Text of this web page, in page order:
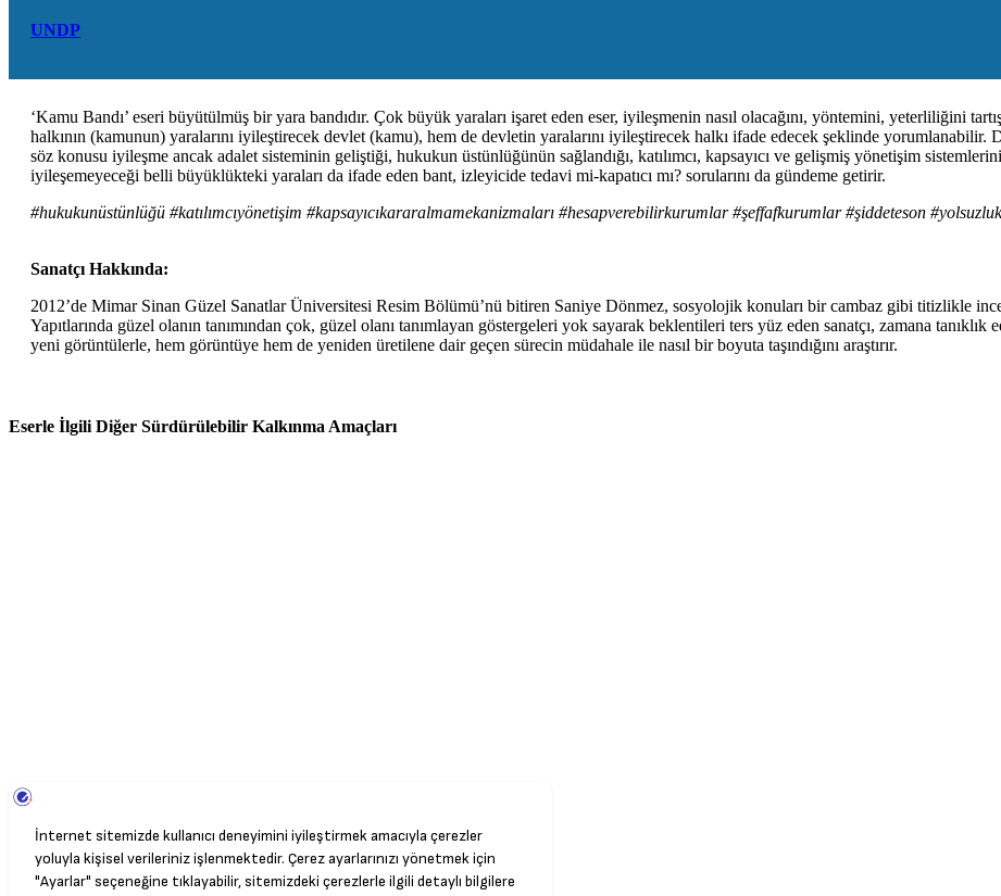
UNDP
‘Kamu Bandı’ eseri büyütülmüş bir yara bandıdır. Çok büyük yaraları işaret eden eser, iyileşmenin nasıl olacağını, yöntemini, yeterliliğini
halkının (kamunun) yaralarını iyileştirecek devlet (kamu), hem de devletin yaralarını iyileştirecek halkı ifade edecek şeklinde yorumlanabilir.
söz konusu iyileşme ancak adalet sisteminin geliştiği, hukukun üstünlüğünün sağlandığı, katılımcı, kapsayıcı ve gelişmiş yönetişim
iyileşemeyeceği belli büyüklükteki yaraları da ifade eden bant, izleyicide tedavi mi-kapatıcı mı? sorularını da gündeme getirir.
#hukukunüstünlüğü #katılımcıyönetişim #kapsayıcıkararalmamekanizmaları #hesapverebilirkurumlar #şeffafkurumlar #şiddeteson
Sanatçı Hakkında:
2012’de Mimar Sinan Güzel Sanatlar Üniversitesi Resim Bölümü’nü bitiren Saniye Dönmez, sosyolojik konuları bir cambaz gibi titizlikle
Yapıtlarında güzel olanın tanımından çok, güzel olanı tanımlayan göstergeleri yok sayarak beklentileri ters yüz eden sanatçı, zamana
yeni görüntülerle, hem görüntüye hem de yeniden üretilene dair geçen sürecin müdahale ile nasıl bir boyuta taşındığını araştırır.
Eserle İlgili Diğer Sürdürülebilir Kalkınma Amaçları